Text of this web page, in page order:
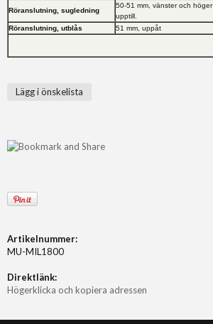
Röranslutning, sugledning
50-51 mm, vänster och höger
upptill.
Röranslutning, utblås
51 mm, uppåt
Lägg i önskelista
Artikelnummer:
MU-MIL1800
Direktlänk:
Högerklicka och kopiera adressen